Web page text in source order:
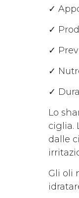
✓
✓
✓
✓
✓
Lo
ciglia.
dalle
Gli oli